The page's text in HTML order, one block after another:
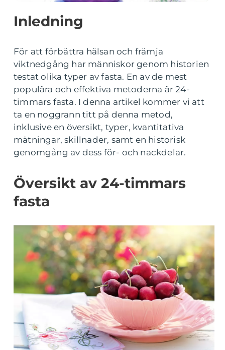
Inledning
För att förbättra hälsan och främja
viktnedgång har människor genom historien
testat olika typer av fasta. En av de mest
populära och effektiva metoderna är 24-
timmars fasta. I denna artikel kommer vi att
ta en noggrann titt på denna metod,
inklusive en översikt, typer, kvantitativa
mätningar, skillnader, samt en historisk
genomgång av dess för- och nackdelar.
Översikt av 24-timmars
fasta